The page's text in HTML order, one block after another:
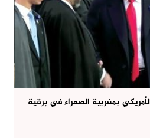
بمغربية الصحراء في برقية